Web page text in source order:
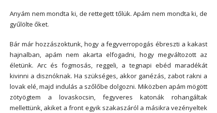
Anyám nem mondta ki, de rettegett tőlük. Apám nem mondta ki, de
gyűlölte őket.
Bár már hozzászoktunk, hogy a fegyverropogás ébreszti a kakast
hajnalban, apám nem akarta elfogadni, hogy megváltozott az
életünk. Arc és fogmosás, reggeli, a tegnapi ebéd maradékát
kivinni a disznóknak. Ha szükséges, akkor ganézás, zabot rakni a
lovak elé, majd indulás a szőlőbe dolgozni. Miközben apám mögött
zötyögtem a lovaskocsin, fegyveres katonák rohangáltak
mellettünk, akiket a front egyik szakaszáról a másikra vezényeltek